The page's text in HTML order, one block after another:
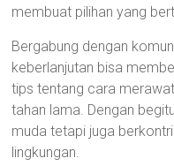
membuat pilihan yang
Bergabung dengan
keberlanjutan bisa
tips tentang cara
tahan lama. Dengan
muda tetapi juga
lingkungan.